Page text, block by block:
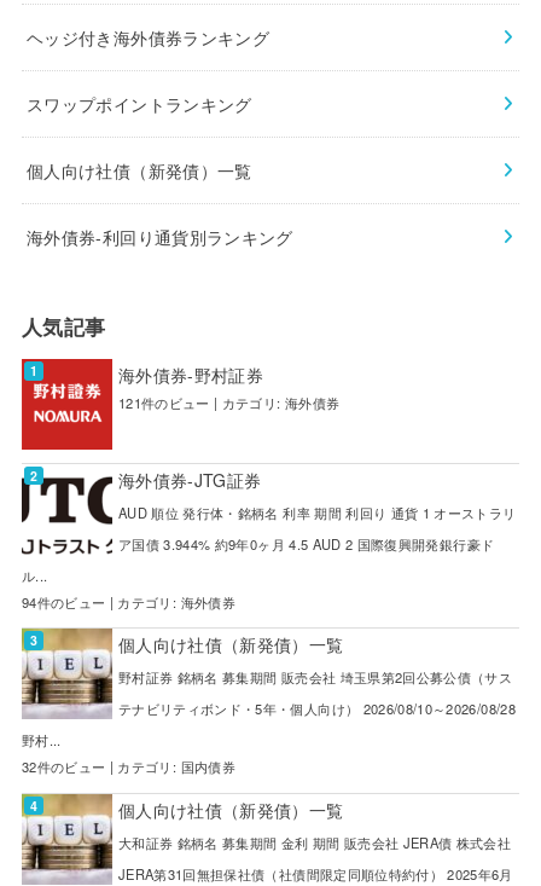
ヘッジ付き海外債券ランキング
スワップポイントランキング
個人向け社債（新発債）一覧
海外債券-利回り通貨別ランキング
人気記事
海外債券-野村証券
121件のビュー | カテゴリ: 海外債券
海外債券-JTG証券
AUD 順位 発行体・銘柄名 利率 期間 利回り 通貨 1 オーストラリ
ア国債 3.944% 約9年0ヶ月 4.5 AUD 2 国際復興開発銀行豪ド
ル...
94件のビュー | カテゴリ: 海外債券
個人向け社債（新発債）一覧
野村証券 銘柄名 募集期間 販売会社 埼玉県第2回公募公債（サス
テナビリティボンド・5年・個人向け） 2026/08/10～2026/08/28
野村...
32件のビュー | カテゴリ: 国内債券
個人向け社債（新発債）一覧
大和証券 銘柄名 募集期間 金利 期間 販売会社 JERA債 株式会社
JERA第31回無担保社債（社債間限定同順位特約付） 2025年6月